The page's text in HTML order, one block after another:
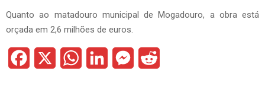
Quanto ao matadouro municipal de Mogadouro, a obra está
orçada em 2,6 milhões de euros.
M